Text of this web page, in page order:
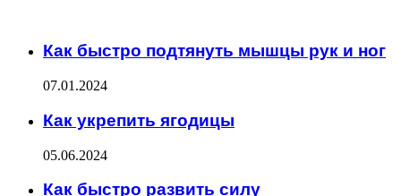
Как быстро подтянуть мышцы рук и ног
07.01.2024
Как укрепить ягодицы
05.06.2024
Как быстро развить силу